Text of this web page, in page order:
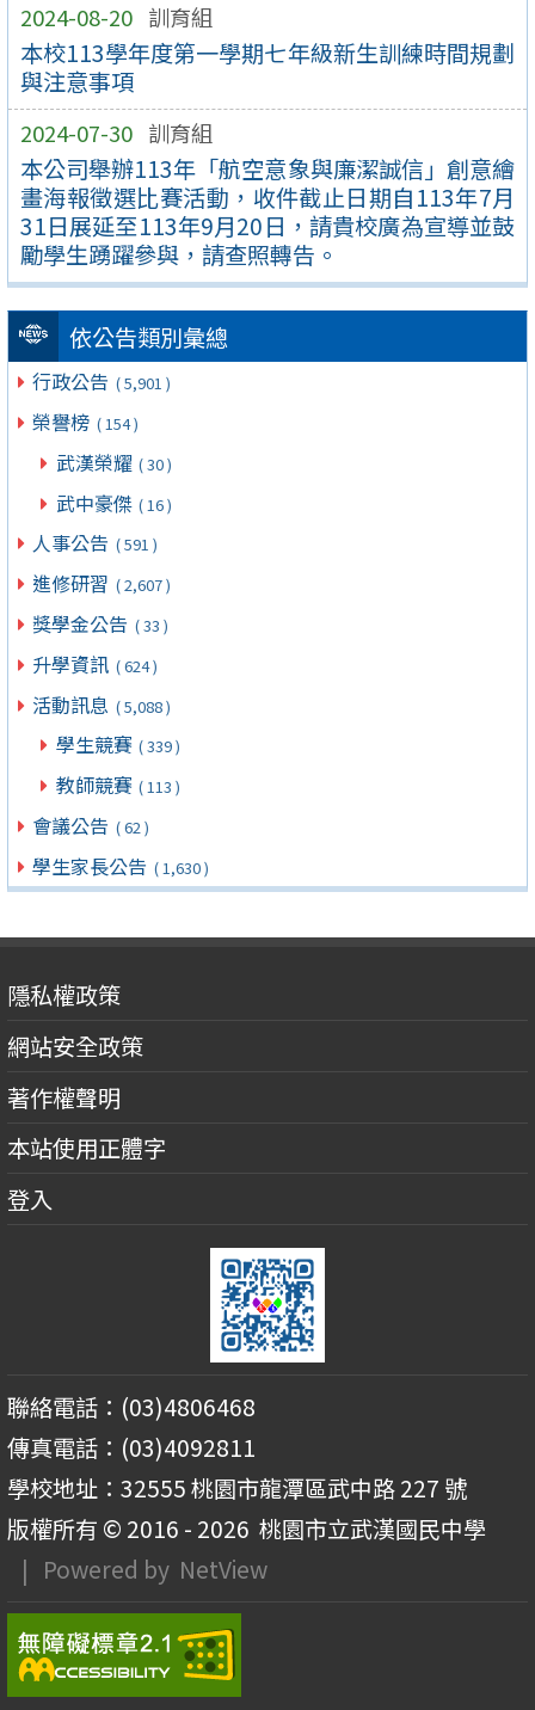
2024-08-20 訓育組
本校113學年度第一學期七年級新生訓練時間規劃
與注意事項
2024-07-30 訓育組
本公司舉辦113年「航空意象與廉潔誠信」創意繪
畫海報徵選比賽活動，收件截止日期自113年7月
31日展延至113年9月20日，請貴校廣為宣導並鼓
勵學生踴躍參與，請查照轉告。
依公告類別彙總
行政公告 ( 5,901 )
榮譽榜 ( 154 )
武漢榮耀 ( 30 )
武中豪傑 ( 16 )
人事公告 ( 591 )
進修研習 ( 2,607 )
獎學金公告 ( 33 )
升學資訊 ( 624 )
活動訊息 ( 5,088 )
學生競賽 ( 339 )
教師競賽 ( 113 )
會議公告 ( 62 )
學生家長公告 ( 1,630 )
隱私權政策
網站安全政策
著作權聲明
本站使用正體字
登入
聯絡電話：(03)4806468
傳真電話：(03)4092811
學校地址：32555 桃園市龍潭區武中路 227 號
版權所有 © 2016 - 2026 桃園市立武漢國民中學
| Powered by NetView